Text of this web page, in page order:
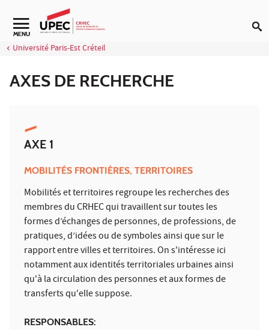
Aller au contenu
Navigation secondaire
MENU
Université Paris-Est Créteil
AXES DE RECHERCHE
AXE 1
MOBILITÉS FRONTIÈRES, TERRITOIRES
Mobilités et territoires regroupe les recherches des
membres du CRHEC qui travaillent sur toutes les
formes d’échanges de personnes, de professions, de
pratiques, d’idées ou de symboles ainsi que sur le
rapport entre villes et territoires. On s'intéresse ici
notamment aux identités territoriales urbaines ainsi
qu'à la circulation des personnes et aux formes de
transferts qu'elle suppose.
RESPONSABLES: